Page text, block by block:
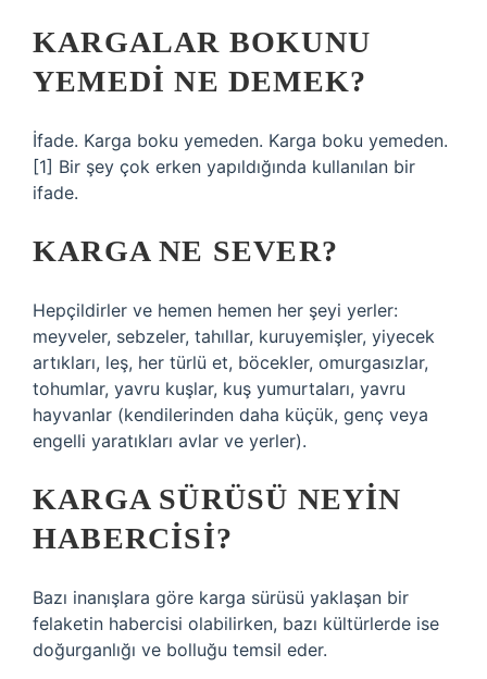
KARGALAR BOKUNU
YEMEDI NE DEMEK?
İfade. Karga boku yemeden. Karga boku yemeden.
[1] Bir şey çok erken yapıldığında kullanılan bir
ifade.
KARGA NE SEVER?
Hepçildirler ve hemen hemen her şeyi yerler:
meyveler, sebzeler, tahıllar, kuruyemişler, yiyecek
artıkları, leş, her türlü et, böcekler, omurgasızlar,
tohumlar, yavru kuşlar, kuş yumurtaları, yavru
hayvanlar (kendilerinden daha küçük, genç veya
engelli yaratıkları avlar ve yerler).
KARGA SÜRÜSÜ NEYIN
HABERCISI?
Bazı inanışlara göre karga sürüsü yaklaşan bir
felaketin habercisi olabilirken, bazı kültürlerde ise
doğurganlığı ve bolluğu temsil eder.